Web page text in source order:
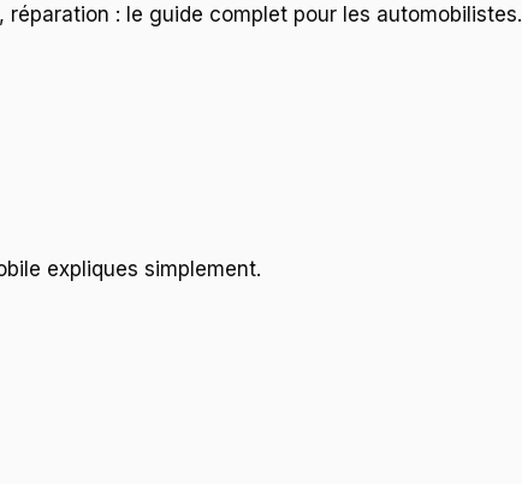
: le guide complet pour les automobilistes.
expliques simplement.